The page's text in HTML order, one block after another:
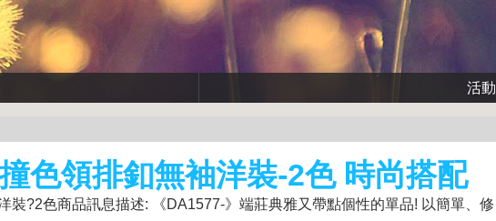
活動
色領排釦無袖洋裝-2色 時尚搭配
裝?2色商品訊息描述: 《DA1577-》端莊典雅又帶點個性的單品! 以簡單、修